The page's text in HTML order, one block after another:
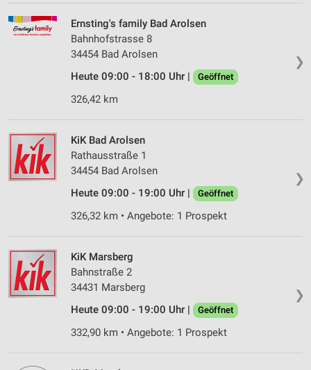
❯
Ernsting's family Bad Arolsen
Bahnhofstrasse 8
34454 Bad Arolsen
Heute 09:00 - 18:00 Uhr |
Geöffnet
326,42 km
❯
KiK Bad Arolsen
Rathausstraße 1
34454 Bad Arolsen
Heute 09:00 - 19:00 Uhr |
Geöffnet
326,32 km • Angebote: 1 Prospekt
❯
KiK Marsberg
Bahnstraße 2
34431 Marsberg
Heute 09:00 - 19:00 Uhr |
Geöffnet
332,90 km • Angebote: 1 Prospekt